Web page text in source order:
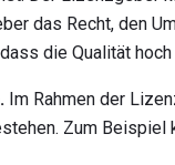
das Recht, den
die Qualität
Im Rahmen der
Zum